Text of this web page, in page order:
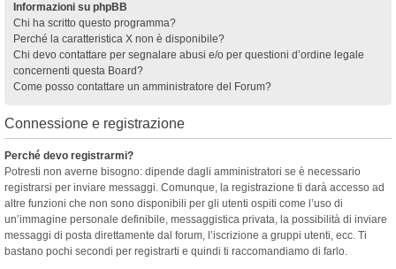
Informazioni su phpBB
Chi ha scritto questo programma?
Perché la caratteristica X non è disponibile?
Chi devo contattare per segnalare abusi e/o per questioni d’ordine legale
concernenti questa Board?
Come posso contattare un amministratore del Forum?
Connessione e registrazione
Perché devo registrarmi?
Potresti non averne bisogno: dipende dagli amministratori se è necessario
registrarsi per inviare messaggi. Comunque, la registrazione ti darà accesso ad
altre funzioni che non sono disponibili per gli utenti ospiti come l’uso di
un’immagine personale definibile, messaggistica privata, la possibilità di inviare
messaggi di posta direttamente dal forum, l’iscrizione a gruppi utenti, ecc. Ti
bastano pochi secondi per registrarti e quindi ti raccomandiamo di farlo.